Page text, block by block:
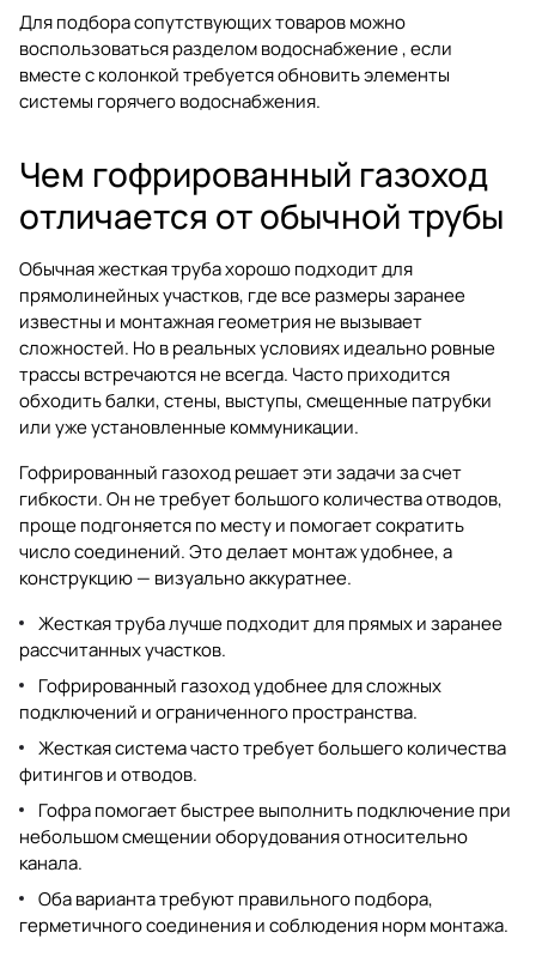
Для подбора сопутствующих товаров можно
воспользоваться разделомводоснабжение, если
вместе с колонкой требуется обновить элементы
системы горячего водоснабжения.
Чем гофрированный газоход
отличается от обычной трубы
Обычная жесткая труба хорошо подходит для
прямолинейных участков, где все размеры заранее
известны и монтажная геометрия не вызывает
сложностей. Но в реальных условиях идеально ровные
трассы встречаются не всегда. Часто приходится
обходить балки, стены, выступы, смещенные патрубки
или уже установленные коммуникации.
Гофрированный газоход решает эти задачи за счет
гибкости. Он не требует большого количества отводов,
проще подгоняется по месту и помогает сократить
число соединений. Это делает монтаж удобнее, а
конструкцию — визуально аккуратнее.
Жесткая труба лучше подходит для прямых и заранее
рассчитанных участков.
Гофрированный газоход удобнее для сложных
подключений и ограниченного пространства.
Жесткая система часто требует большего количества
фитингов и отводов.
Гофра помогает быстрее выполнить подключение при
небольшом смещении оборудования относительно
канала.
Оба варианта требуют правильного подбора,
герметичного соединения и соблюдения норм монтажа.